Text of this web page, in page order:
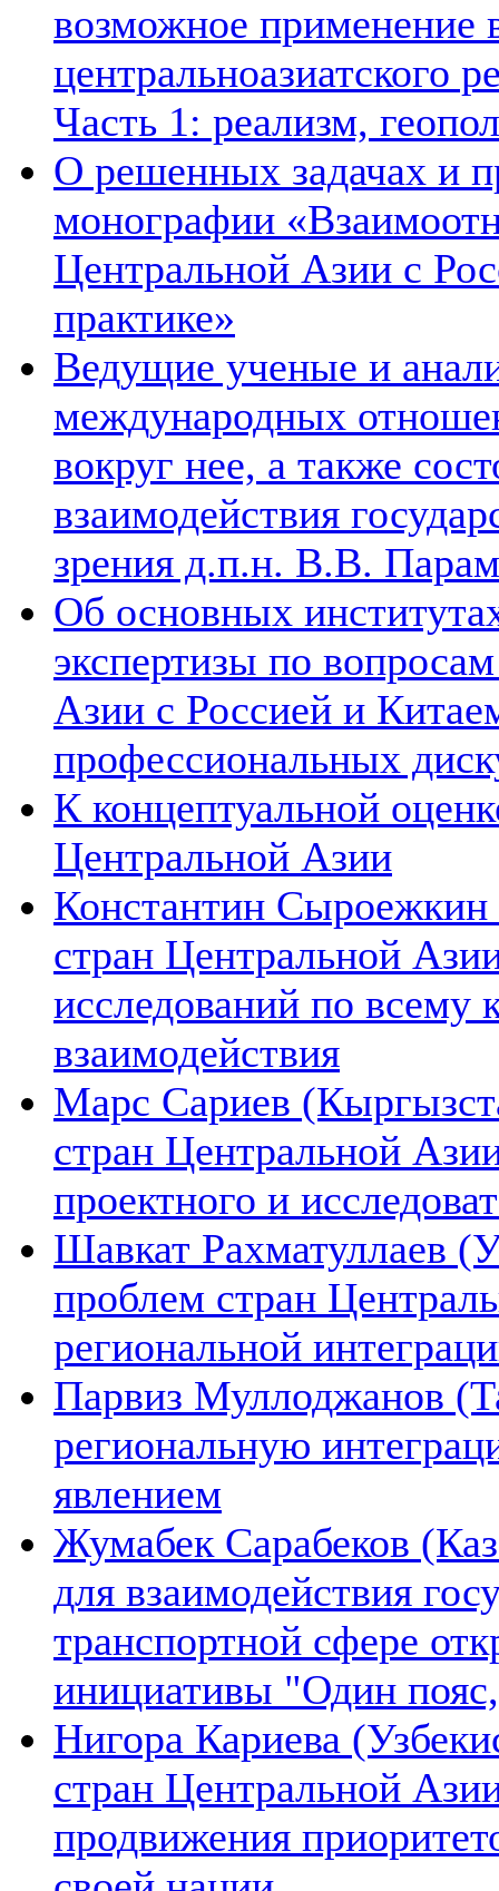
возможное применение
центральноазиатского
Часть 1: реализм,
О решенных задачах и
монографии
Центральной Азии с
практике»
Ведущие ученые и
международных
вокруг нее, а также
взаимодействия
зрения д.п.н. В.В.
Об основных
экспертизы по
Азии с Россией и
профессиональных
К концептуальной
Центральной Азии
Константин Сыроежкин
стран Центральной
исследований по всему
взаимодействия
Марс Сариев
стран Центральной
проектного и
Шавкат Рахматуллаев
проблем стран
региональной
Парвиз Муллоджанов
региональную
явлением
Жумабек Сарабеков
для взаимодействия
транспортной сфере
инициативы "Один
Нигора Кариева
стран Центральной
продвижения